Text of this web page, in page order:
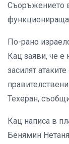
Съоръжението
По-рано
Кац заяви, че
засилят
Техеран,
Кац написа в
Бенямин